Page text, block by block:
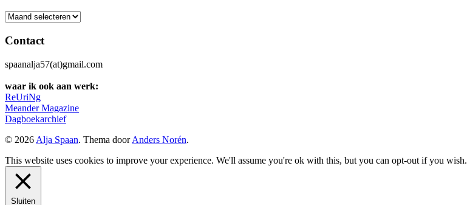
Archief
Contact
spaanalja57(at)gmail.com
waar ik ook aan werk:
ReUriNg
Meander Magazine
Dagboekarchief
© 2026 Alja Spaan. Thema doorAnders Norén.
This website uses cookies to improve your experience. We'll assume you're ok with this, but you can opt-out if you wish.
Sluiten